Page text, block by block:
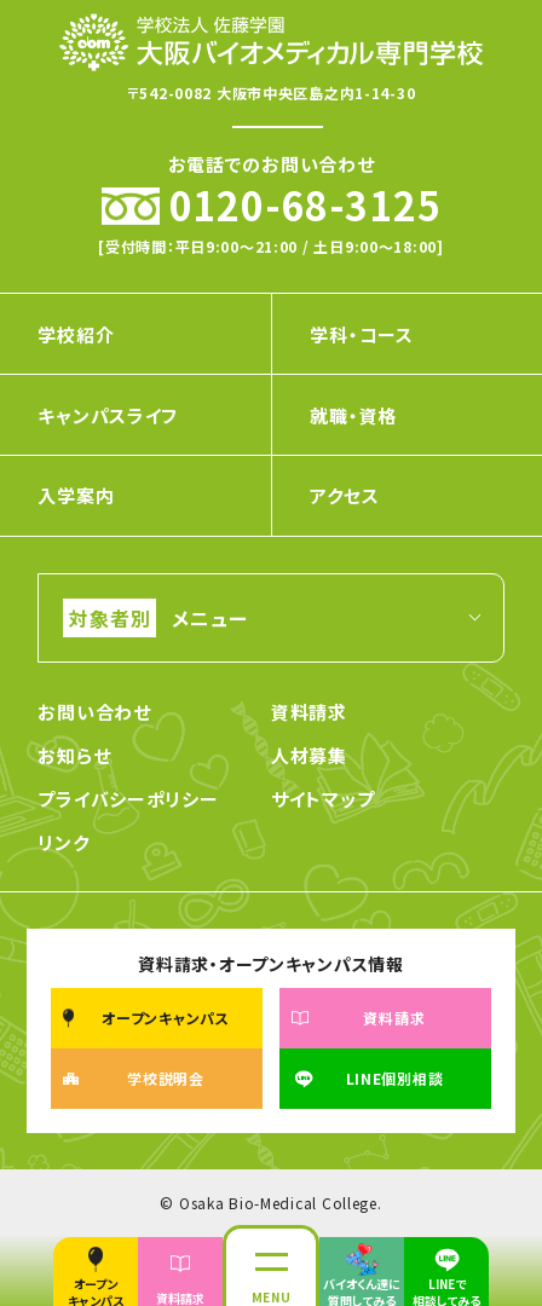
〒542-0082 大阪市中央区島之内1-14-30
お電話でのお問い合わせ
0120-68-3125
[受付時間：平日9:00〜21:00 / 土日9:00〜18:00]
学校紹介 学科・コース
キャンパスライフ 就職・資格
入学案内 アクセス
メニュー
お問い合わせ
資料請求
お知らせ
人材募集
プライバシーポリシー
サイトマップ
リンク
資料請求・オープンキャンパス情報
オープンキャンパス 資料請求
学校説明会 LINE個別相談
© Osaka Bio-Medical College.
オープン
キャンパス
資料請求 MENU
バイオくん達に
質問してみる
LINEで
相談してみる